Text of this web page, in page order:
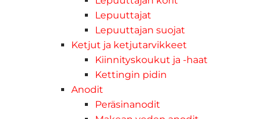
Lepuuttajat
Lepuuttajan suojat
Ketjut ja ketjutarvikkeet
Kiinnityskoukut ja -haat
Kettingin pidin
Anodit
Peräsinanodit